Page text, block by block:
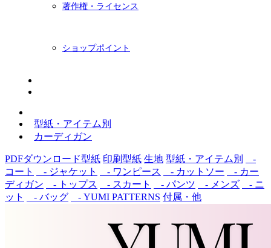
著作権・ライセンス
ショップポイント
型紙・アイテム別
カーディガン
PDFダウンロード型紙 印刷型紙 生地 型紙・アイテム別
-
コート
- ジャケット - ワンピース - カットソー
- カー
ディガン
- トップス - スカート - パンツ - メンズ
- ニ
ット
- バッグ - YUMI PATTERNS 付属・他